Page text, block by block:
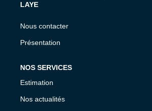
LAYE
Nous contacter
Présentation
NOS SERVICES
Estimation
Nos actualités